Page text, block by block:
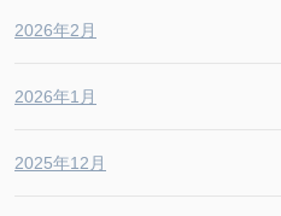
2026年2月
2026年1月
2025年12月